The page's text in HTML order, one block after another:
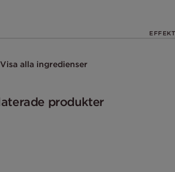
EFFEKT
Visa alla ingredienser
produkter